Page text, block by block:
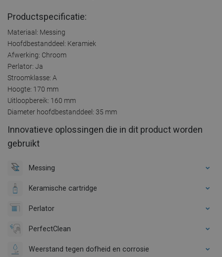
Productspecificatie:
Materiaal: Messing
Hoofdbestanddeel: Keramiek
Afwerking: Chroom
Perlator: Ja
Stroomklasse: A
Hoogte: 170 mm
Uitloopbereik: 160 mm
Diameter hoofdbestanddeel: 35 mm
Innovatieve oplossingen die in dit product worden
gebruikt
Messing
Keramische cartridge
Perlator
PerfectClean
Weerstand tegen dofheid en corrosie